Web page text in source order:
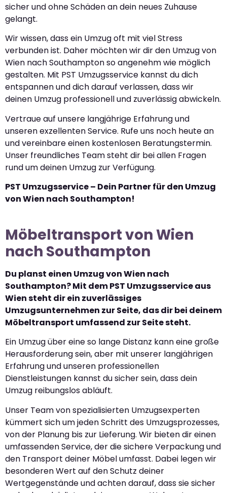
sicher und ohne Schäden an dein neues Zuhause
gelangt.
Wir wissen, dass ein Umzug oft mit viel Stress
verbunden ist. Daher möchten wir dir den Umzug von
Wien nach Southampton so angenehm wie möglich
gestalten. Mit PST Umzugsservice kannst du dich
entspannen und dich darauf verlassen, dass wir
deinen Umzug professionell und zuverlässig abwickeln.
Vertraue auf unsere langjährige Erfahrung und
unseren exzellenten Service. Rufe uns noch heute an
und vereinbare einen kostenlosen Beratungstermin.
Unser freundliches Team steht dir bei allen Fragen
rund um deinen Umzug zur Verfügung.
PST Umzugsservice – Dein Partner für den Umzug
von Wien nach Southampton!
Möbeltransport von Wien
nach Southampton
Du planst einen Umzug von Wien nach
Southampton? Mit dem PST Umzugsservice aus
Wien steht dir ein zuverlässiges
Umzugsunternehmen zur Seite, das dir bei deinem
Möbeltransport umfassend zur Seite steht.
Ein Umzug über eine so lange Distanz kann eine große
Herausforderung sein, aber mit unserer langjährigen
Erfahrung und unseren professionellen
Dienstleistungen kannst du sicher sein, dass dein
Umzug reibungslos abläuft.
Unser Team von spezialisierten Umzugsexperten
kümmert sich um jeden Schritt des Umzugsprozesses,
von der Planung bis zur Lieferung. Wir bieten dir einen
umfassenden Service, der die sichere Verpackung und
den Transport deiner Möbel umfasst. Dabei legen wir
besonderen Wert auf den Schutz deiner
Wertgegenstände und achten darauf, dass sie sicher